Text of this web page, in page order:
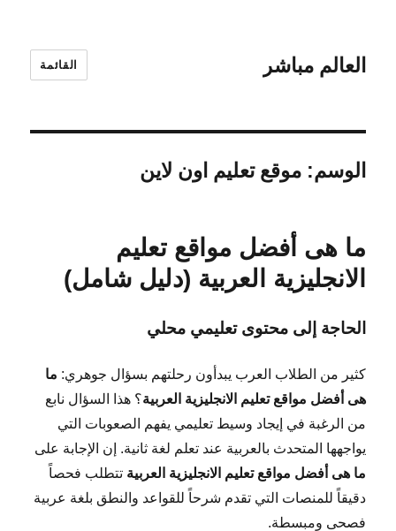
العالم مباشر القائمة
الوسم:موقع تعليم اون لاين
ما هى أفضل مواقع تعليم
الانجليزية العربية (دليل شامل)
الحاجة إلى محتوى تعليمي محلي
كثير من الطلاب العرب يبدأون رحلتهم بسؤال جوهري: ما
هى أفضل مواقع تعليم الانجليزية العربية؟ هذا السؤال نابع
من الرغبة في إيجاد وسيط تعليمي يفهم الصعوبات التي
يواجهها المتحدث بالعربية عند تعلم لغة ثانية. إن الإجابة على
ما هى أفضل مواقع تعليم الانجليزية العربية تتطلب فحصاً
دقيقاً للمنصات التي تقدم شرحاً للقواعد والنطق بلغة عربية
فصحى ومبسطة.